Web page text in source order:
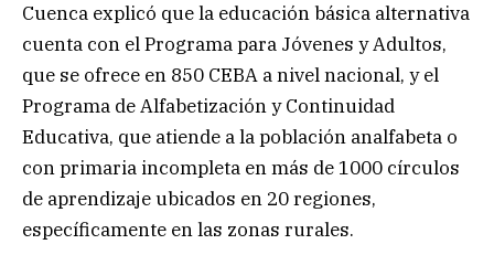
Cuenca explicó que la educación básica alternativa
cuenta con el Programa para Jóvenes y Adultos,
que se ofrece en 850 CEBA a nivel nacional, y el
Programa de Alfabetización y Continuidad
Educativa, que atiende a la población analfabeta o
con primaria incompleta en más de 1000 círculos
de aprendizaje ubicados en 20 regiones,
específicamente en las zonas rurales.